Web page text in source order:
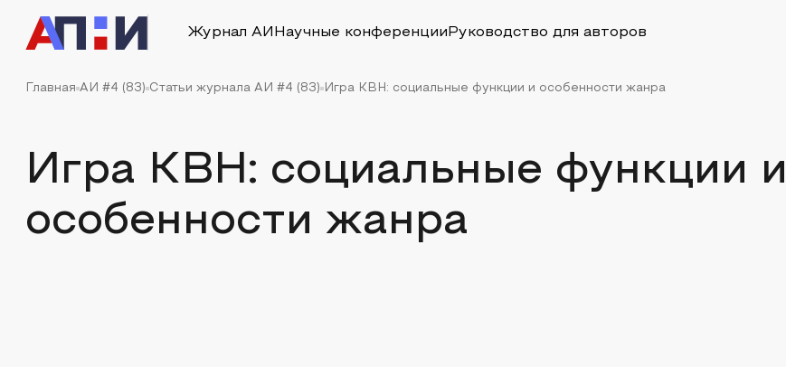
Журнал АИ Научные конференции Руководство для авторов
Главная АИ #4 (83) Статьи журнала АИ #4 (83) Игра КВН: социальные функции и особенности жанра
Игра КВН: социальные функции и
особенности жанра